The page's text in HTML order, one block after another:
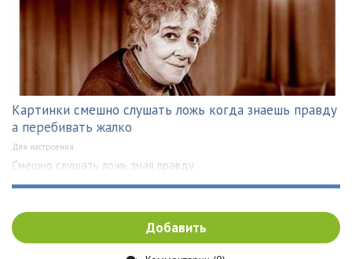
Картинки смешно слушать ложь когда знаешь правду
а перебивать жалко
Для настроения
Смешно слушать ложь зная правду
Добавить